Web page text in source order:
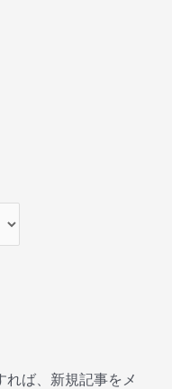
れば、新規記事をメ